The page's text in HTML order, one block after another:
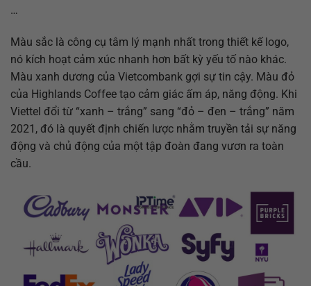
…
Màu sắc là công cụ tâm lý mạnh nhất trong thiết kế logo,
nó kích hoạt cảm xúc nhanh hơn bất kỳ yếu tố nào khác.
Màu xanh dương của Vietcombank gợi sự tin cậy. Màu đỏ
của Highlands Coffee tạo cảm giác ấm áp, năng động. Khi
Viettel đổi từ “xanh – trắng” sang “đỏ – đen – trắng” năm
2021, đó là quyết định chiến lược nhằm truyền tải sự năng
động và chủ động của một tập đoàn đang vươn ra toàn
cầu.